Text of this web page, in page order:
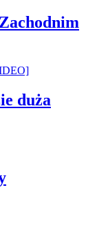
duża